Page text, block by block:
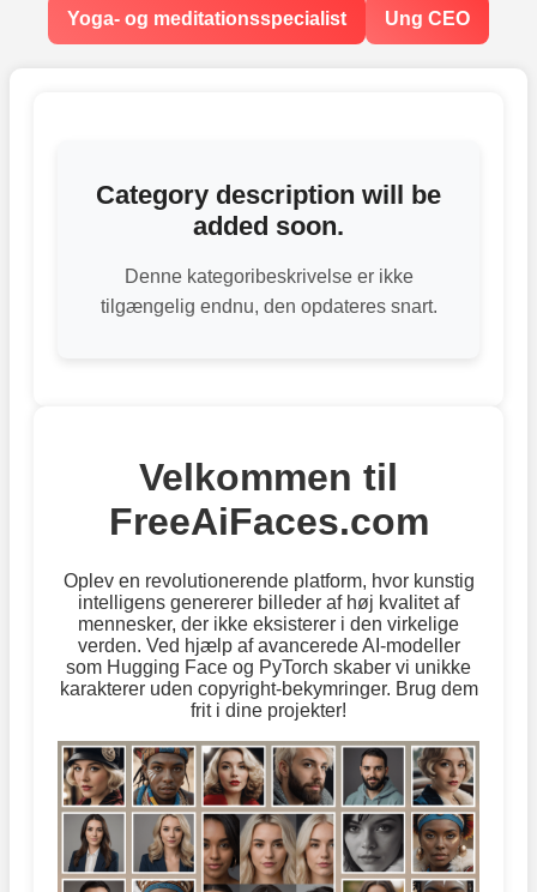
Yoga- og meditationsspecialist Ung CEO
Category description will be
added soon.
Denne kategoribeskrivelse er ikke
tilgængelig endnu, den opdateres snart.
Velkommen til
FreeAiFaces.com
Oplev en revolutionerende platform, hvor kunstig
intelligens genererer billeder af høj kvalitet af
mennesker, der ikke eksisterer i den virkelige
verden. Ved hjælp af avancerede AI-modeller
som Hugging Face og PyTorch skaber vi unikke
karakterer uden copyright-bekymringer. Brug dem
frit i dine projekter!